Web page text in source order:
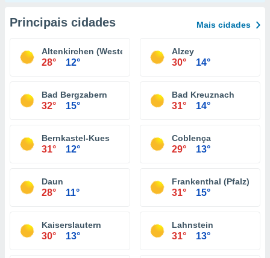
Principais cidades Mais cidades
Altenkirchen (Westerwald)
28° 12°
Alzey
30° 14°
Bad Bergzabern
32° 15°
Bad Kreuznach
31° 14°
Bernkastel-Kues
31° 12°
Coblença
29° 13°
Daun
28° 11°
Frankenthal (Pfalz)
31° 15°
Kaiserslautern
30° 13°
Lahnstein
31° 13°